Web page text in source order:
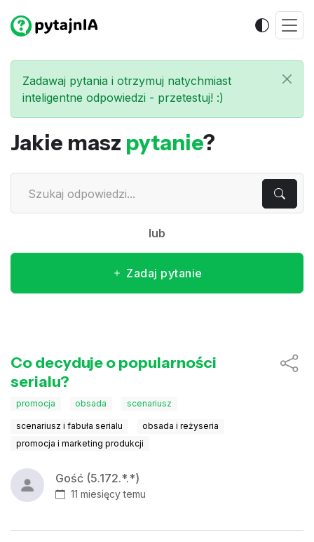
Zadawaj pytania i otrzymuj natychmiast
inteligentne odpowiedzi - przetestuj! :)
Jakie masz pytanie?
lub
Zadaj pytanie
Co decyduje o popularności
serialu?
promocja obsada scenariusz
scenariusz i fabuła serialu
obsada i reżyseria
promocja i marketing produkcji
Gość (5.172.*.*)
11 miesięcy temu